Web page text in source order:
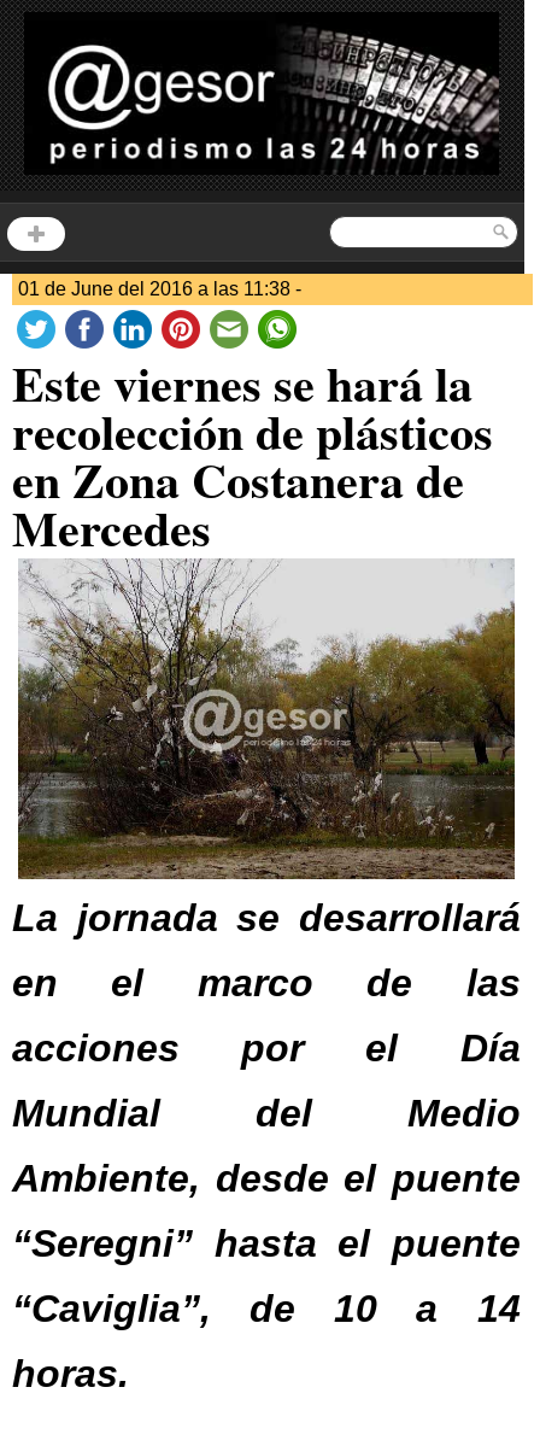
01 de June del 2016 a las 11:38 -
Este viernes se hará la
recolección de plásticos
en Zona Costanera de
Mercedes
La jornada se desarrollará
en el marco de las
acciones por el Día
Mundial del Medio
Ambiente, desde el puente
“Seregni” hasta el puente
“Caviglia”, de 10 a 14
horas.